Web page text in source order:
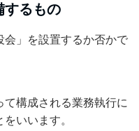
するもの
会」を設置するか否かで
構成される業務執行に
いいます。